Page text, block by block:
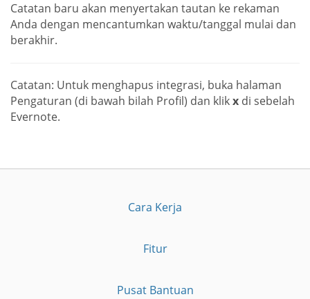
Catatan baru akan menyertakan tautan ke rekaman
Anda dengan mencantumkan waktu/tanggal mulai dan
berakhir.
Catatan: Untuk menghapus integrasi, buka halaman
Pengaturan (di bawah bilah Profil) dan klikx di sebelah
Evernote.
Cara Kerja
Fitur
Pusat Bantuan